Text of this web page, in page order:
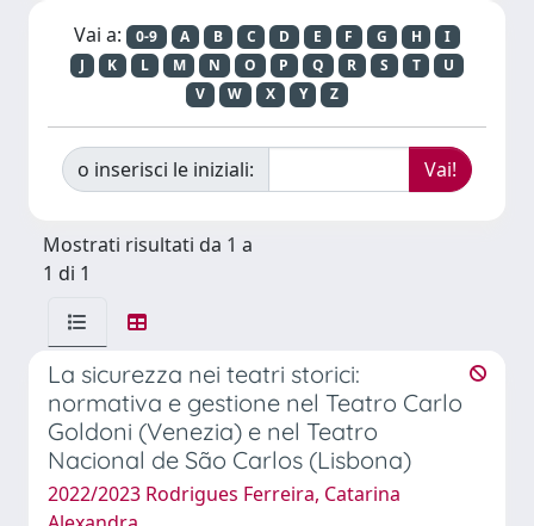
Vai a: 0-9 A B C D E F G H
I
J
K L M N O P Q R S T
U
V
W X Y Z
o inserisci le iniziali:
Mostrati risultati da 1 a
1 di 1
La sicurezza nei teatri storici:
normativa e gestione nel Teatro Carlo
Goldoni (Venezia) e nel Teatro
Nacional de São Carlos (Lisbona)
2022/2023 Rodrigues Ferreira, Catarina